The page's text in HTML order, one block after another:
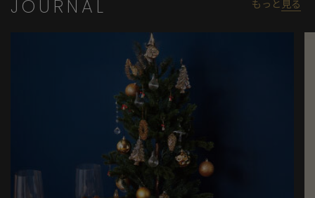
JOURNAL もっと 見る